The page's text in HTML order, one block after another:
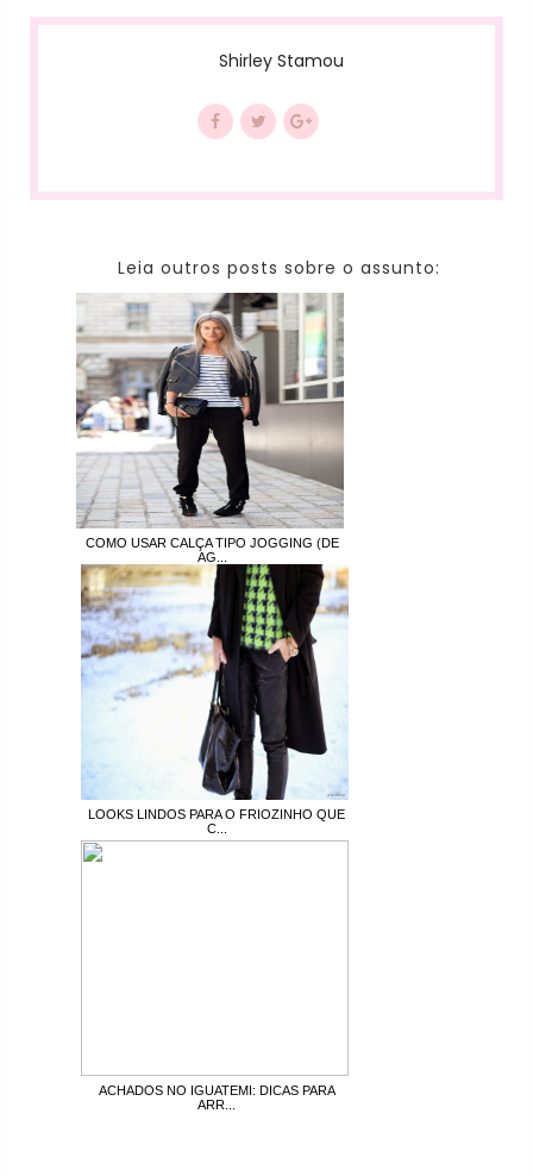
Shirley Stamou
Leia outros posts sobre o assunto:
COMO USAR CALÇA TIPO JOGGING (DE
AG...
LOOKS LINDOS PARA O FRIOZINHO QUE
C...
ACHADOS NO IGUATEMI: DICAS PARA
ARR...